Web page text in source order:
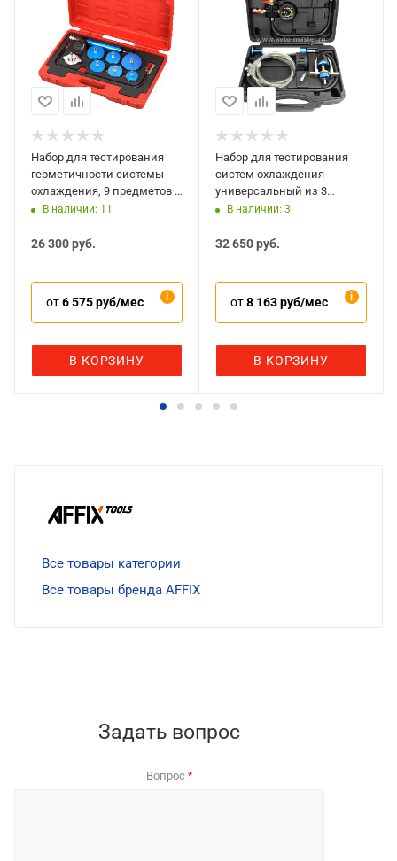
Набор для тестирования
герметичности системы
охлаждения, 9 предметов в
кейсе Мастак 103-40009C
В наличии: 11
26 300руб.
от6 575 руб/мес
В КОРЗИНУ
Набор для тестирования
систем охлаждения
универсальный из 3
предметов в кейсе Мастак
В наличии: 3
32 650руб.
от8 163 руб/мес
В КОРЗИНУ
Все товары категории
Все товары бренда AFFIX
Задать вопрос
Вопрос *